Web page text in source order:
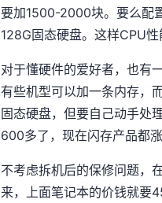
要加1500-2000块。要么配
128G固态硬盘。这样CPU性
对于懂硬件的爱好者，也有
有些机型可以加一条内存，
固态硬盘，但要自己动手处
600多了，现在闪存产品都涨
不考虑拆机后的保修问题，
来，上面笔记本的价钱就要